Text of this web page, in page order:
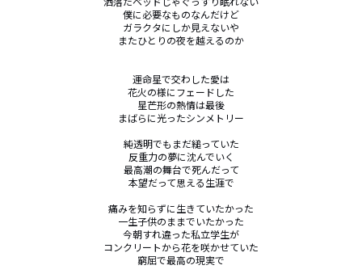
僕に必要なものなんだけど
ガラクタにしか見えないや
またひとりの夜を越えるのか
運命星で交わした愛は
花火の様にフェードした
星芒形の熱情は最後
まばらに光ったシンメトリー
純透明でもまだ縋っていた
反重力の夢に沈んでいく
最高潮の舞台で死んだって
本望だって思える生涯で
痛みを知らずに生きていたかった
一生子供のままでいたかった
今朝すれ違った私立学生が
コンクリートから花を咲かせていた
窮屈で最高の現実で